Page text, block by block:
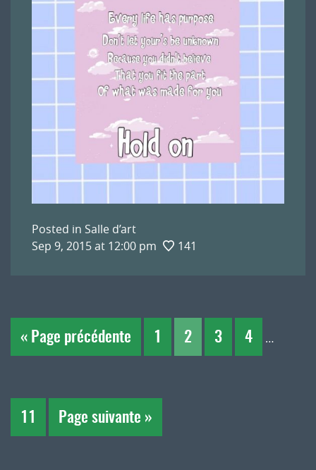
Posted in Salle d’art
Sep 9, 2015 at 12:00 pm
141
« Page précédente 1 2 3 4 …
11 Page suivante »